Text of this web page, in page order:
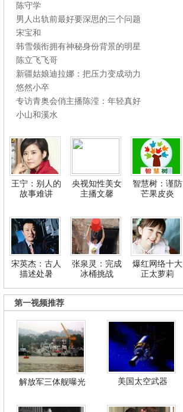
陈守学
男人出轨前最好要深思的三个问题
宋宝和
韩雪领衔拥有神秘身份背景的明星
陈立飞飞哥
新疆姑娘迪拉娜：把压力变成动力
悠然小卒
专访青奥会俏主播陈滢：年轻真好
小山和溪水
王宁：别人的
故事难讲
央视知性美女
主播文馨
智慧树：谨防
芒果皮炎
宋英杰：古人
描述处暑
张泉灵：完成
冰桶挑战
爆红网络十大
正太萝莉
第一视频推荐
解放军三体舰曝光 美国太空武器